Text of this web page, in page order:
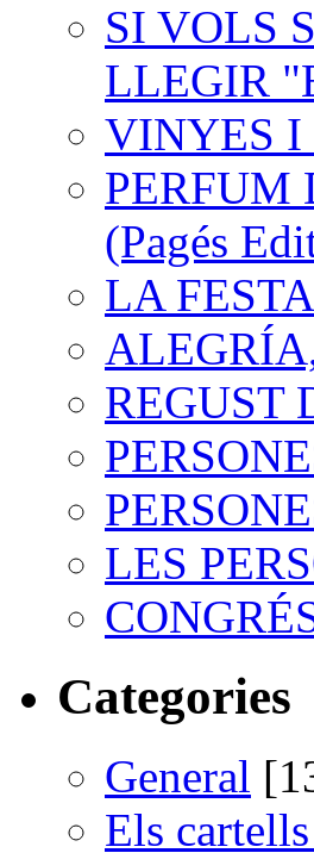
SI VOLS
LLEGIR
VINYES I
PERFUM
(Pagés
LA
REGUST
LES
Categories
General
Els